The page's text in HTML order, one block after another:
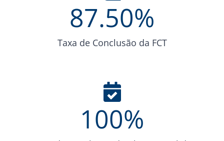
87.50%
Taxa de Conclusão da FCT
100%